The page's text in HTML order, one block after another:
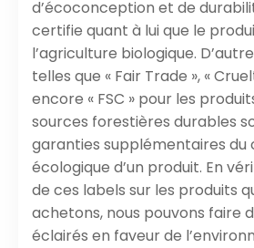
d’écoconception et de
certifie quant à lui que le
l’agriculture biologique.
telles que « Fair Trade », «
encore « FSC » pour les
sources forestières durables
garanties supplémentaires
écologique d’un produit. En
de ces labels sur les produits
achetons, nous pouvons faire
éclairés en faveur de